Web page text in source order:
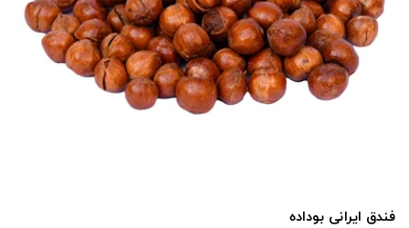
فندق ایرانی بوداده